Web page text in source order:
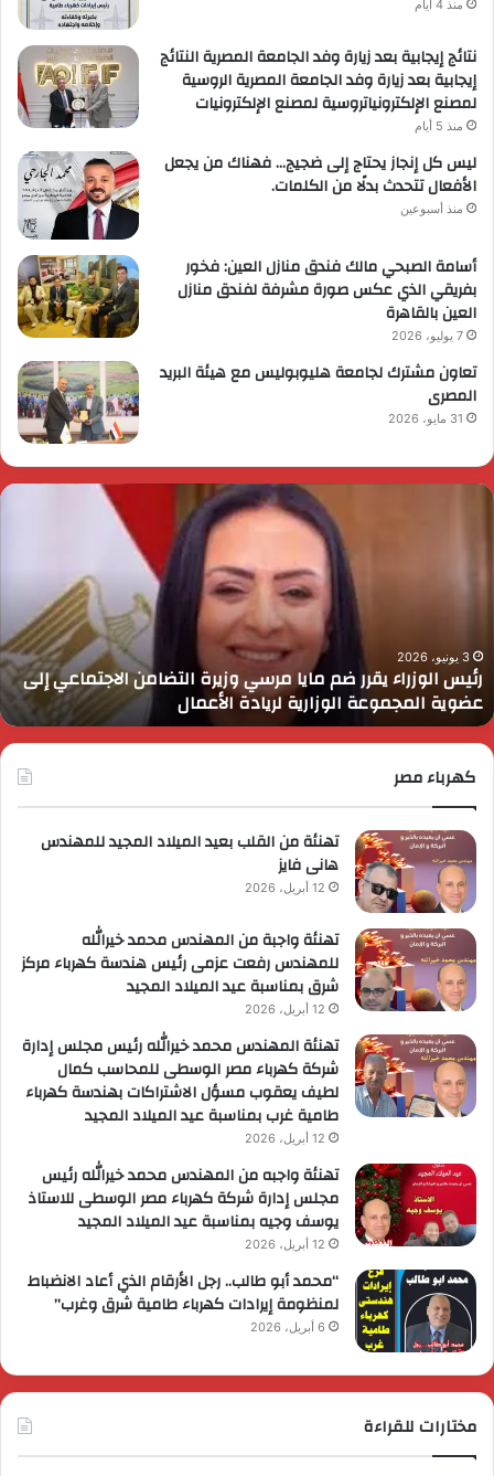
منذ 4 أيام
نتائج إيجابية بعد زيارة وفد الجامعة المصرية النتائج
إيجابية بعد زيارة وفد الجامعة المصرية الروسية
لمصنع الإلكترونياتروسية لمصنع الإلكترونيات
منذ 5 أيام
ليس كل إنجاز يحتاج إلى ضجيج… فهناك من يجعل
الأفعال تتحدث بدلًا من الكلمات.
منذ أسبوعين
أسامة الصبحي مالك فندق منازل العين: فخور
بفريقي الذي عكس صورة مشرفة لفندق منازل
العين بالقاهرة
7 يوليو، 2026
تعاون مشترك لجامعة هليوبوليس مع هيئة البريد
المصرى
31 مايو، 2026
رئيس
التضامن
الاجتماعي
إلى
عضوية
المجموعة
الوزارية
3 يونيو، 2026
رئيس الوزراء يقرر ضم مايا مرسي وزيرة التضامن الاجتماعي إلى
عضوية المجموعة الوزارية لريادة الأعمال
كهرباء مصر
تهنئة من القلب بعيد الميلاد المجيد للمهندس
هانى فايز
12 أبريل، 2026
تهنئة واجبة من المهندس محمد خيرالله
للمهندس رفعت عزمى رئيس هندسة كهرباء مركز
شرق بمناسبة عيد الميلاد المجيد
12 أبريل، 2026
تهنئة المهندس محمد خيرالله رئيس مجلس إدارة
شركة كهرباء مصر الوسطى للمحاسب كمال
لطيف يعقوب مسؤل الاشتراكات بهندسة كهرباء
طامية غرب بمناسبة عيد الميلاد المجيد
12 أبريل، 2026
تهنئة واجبه من المهندس محمد خيرالله رئيس
مجلس إدارة شركة كهرباء مصر الوسطى للاستاذ
يوسف وجيه بمناسبة عيد الميلاد المجيد
12 أبريل، 2026
“محمد أبو طالب.. رجل الأرقام الذي أعاد الانضباط
لمنظومة إيرادات كهرباء طامية شرق وغرب”
6 أبريل، 2026
مختارات للقراءة